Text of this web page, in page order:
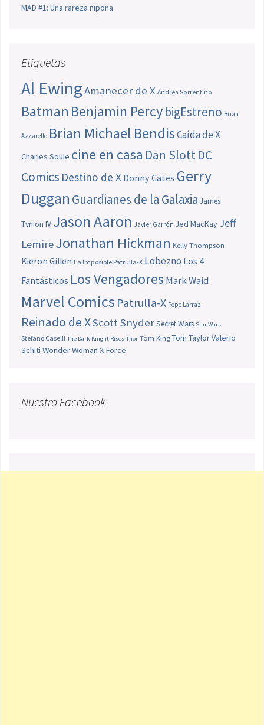
MAD #1: Una rareza nipona
Etiquetas
Al EwingAmanecer de X Andrea Sorrentino
Batman Benjamin PercybigEstreno Brian
Azzarello Brian Michael BendisCaída de X
Charles Soule cine en casa Dan SlottDC
Comics Destino de X Donny Cates Gerry
Duggan Guardianes de la Galaxia James
Tynion IV Jason Aaron Javier Garrón Jed MacKay Jeff
LemireJonathan Hickman Kelly Thompson
Kieron Gillen La Imposible Patrulla-X Lobezno Los 4
Fantásticos Los Vengadores Mark Waid
Marvel Comics Patrulla-X Pepe Larraz
Reinado de XScott SnyderSecret Wars Star Wars
Stefano Caselli The Dark Knight Rises Thor Tom King Tom TaylorValerio
Schiti Wonder Woman X-Force
Nuestro Facebook